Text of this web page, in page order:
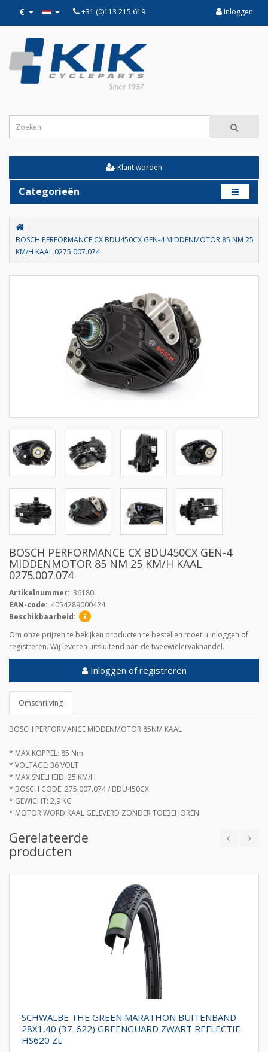
€ +31 (0)113 215 619 Inloggen
Klant worden
Categorieën
BOSCH PERFORMANCE CX BDU450CX GEN-4 MIDDENMOTOR 85 NM 25
KM/H KAAL 0275.007.074
Omschrijving
BOSCH PERFORMANCE MIDDENMOTOR 85NM KAAL
* MAX KOPPEL: 85 Nm
* VOLTAGE: 36 VOLT
* MAX SNELHEID: 25 KM/H
* BOSCH CODE: 275.007.074 / BDU450CX
* GEWICHT: 2,9 KG
* MOTOR WORD KAAL GELEVERD ZONDER TOEBEHOREN
BOSCH PERFORMANCE CX BDU450CX GEN-4
MIDDENMOTOR 85 NM 25 KM/H KAAL
0275.007.074
Artikelnummer: 36180
EAN-code: 4054289000424
Beschikbaarheid:
Om onze prijzen te bekijken producten te bestellen moet u inloggen of
registreren. Wij leveren uitsluitend aan de tweewielervakhandel.
Inloggen of registreren
Gerelateerde
producten
SCHWALBE THE GREEN MARATHON BUITENBAND
28X1,40 (37-622) GREENGUARD ZWART REFLECTIE
HS620 ZL